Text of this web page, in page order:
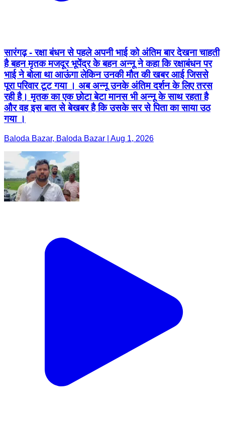
सारंगढ़ - रक्षा बंधन से पहले अपनी भाई को अंतिम बार देखना चाहती
है बहन मृतक मजदूर भूपेंद्र के बहन अन्नू ने कहा कि रक्षाबंधन पर
भाई ने बोला था आऊंगा लेकिन उनकी मौत की खबर आई जिससे
पूरा परिवार टूट गया । अब अन्नू उनके अंतिम दर्शन के लिए तरस
रही है। मृतक का एक छोटा बेटा मानस भी अन्नू के साथ रहता है
और वह इस बात से बेखबर है कि उसके सर से पिता का साया उठ
गया ।
Baloda Bazar, Baloda Bazar | Aug 1, 2026